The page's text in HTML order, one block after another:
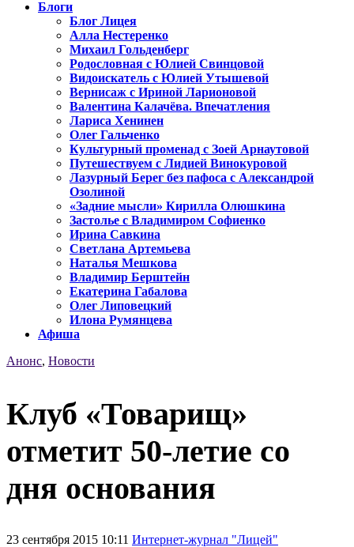
Блоги
Блог Лицея
Алла Нестеренко
Михаил Гольденберг
Родословная с Юлией Свинцовой
Видоискатель с Юлией Утышевой
Вернисаж с Ириной Ларионовой
Валентина Калачёва. Впечатления
Лариса Хенинен
Олег Гальченко
Культурный променад с Зоей Арнаутовой
Путешествуем с Лидией Винокуровой
Лазурный Берег без пафоса с Александрой
Озолиной
«Задние мысли» Кирилла Олюшкина
Застолье с Владимиром Софиенко
Ирина Савкина
Светлана Артемьева
Наталья Мешкова
Владимир Берштейн
Екатерина Габалова
Олег Липовецкий
Илона Румянцева
Афиша
Анонс, Новости
Клуб «Товарищ»
отметит 50-летие со
дня основания
23 сентября 2015 10:11 Интернет-журнал "Лицей"